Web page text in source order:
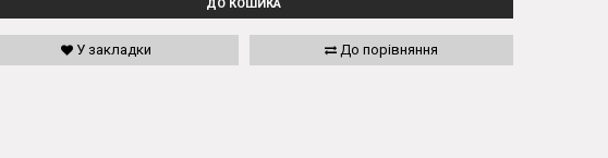
ДО КОШИКА
У закладки До порівняння